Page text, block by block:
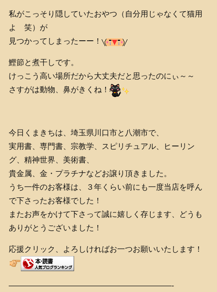
私がこっそり隠していたおやつ（自分用じゃなくて猫用
よ 笑）が
見つかってしまったーー！
鰹節と煮干しです。
けっこう高い場所だから大丈夫だと思ったのにぃ～～
さすがは動物、鼻がきくね！
今日くまきちは、埼玉県川口市と八潮市で、
実用書、専門書、宗教学、スピリチュアル、ヒーリン
グ、精神世界、美術書、
貴金属、金・プラチナなどお譲り頂きました。
うち一件のお客様は、３年くらい前にも一度当店を呼ん
で下さったお客様でした！
またお声をかけて下さって誠に嬉しく存じます、どうも
ありがとうございました！
応援クリック、よろしければお一つお願いいたします！
—————————————————————-